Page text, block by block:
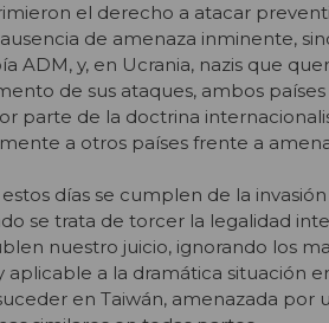
el derecho a atacar
de amenaza inminente,
ADM, y, en Ucrania, nazis que
de sus ataques, ambos
parte de la doctrina
a otros países frente a
días se cumplen de la
se trata de torcer la legalidad
nuestro juicio, ignorando los
aplicable a la dramática situación
en Taiwán, amenazada por